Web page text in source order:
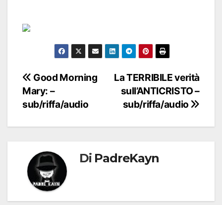
Navigazione
articoli
La TERRIBILE verità
sull’ANTICRISTO –
sub/riffa/audio
Good Morning
Mary: –
sub/riffa/audio
Di PadreKayn